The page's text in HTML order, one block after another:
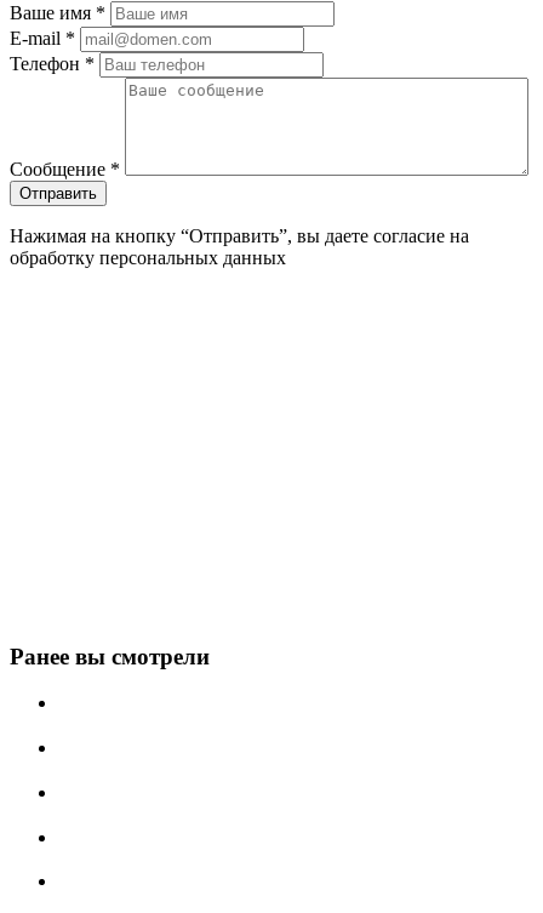
Ваше имя *
E-mail *
Телефон *
Сообщение *
Нажимая на кнопку “Отправить”, вы даете согласие на
обработку персональных данных
Ранее вы смотрели